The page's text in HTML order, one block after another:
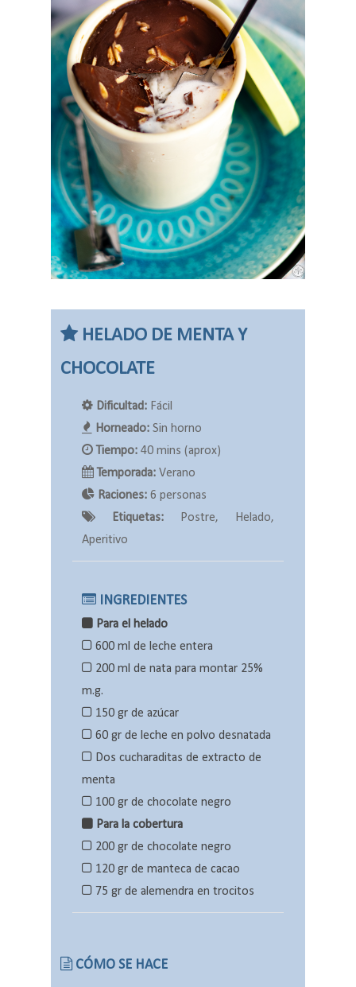
HELADO DE MENTA Y
CHOCOLATE
Dificultad: Fácil
Horneado: Sin horno
Tiempo: 40 mins (aprox)
Temporada: Verano
Raciones: 6 personas
Etiquetas:
Postre, Helado,
Aperitivo
INGREDIENTES
Para el helado
600 ml de leche entera
200 ml de nata para montar 25%
m.g.
150 gr de azúcar
60 gr de leche en polvo desnatada
Dos cucharaditas de extracto de
menta
100 gr de chocolate negro
Para la cobertura
200 gr de chocolate negro
120 gr de manteca de cacao
75 gr de alemendra en trocitos
CÓMO SE HACE